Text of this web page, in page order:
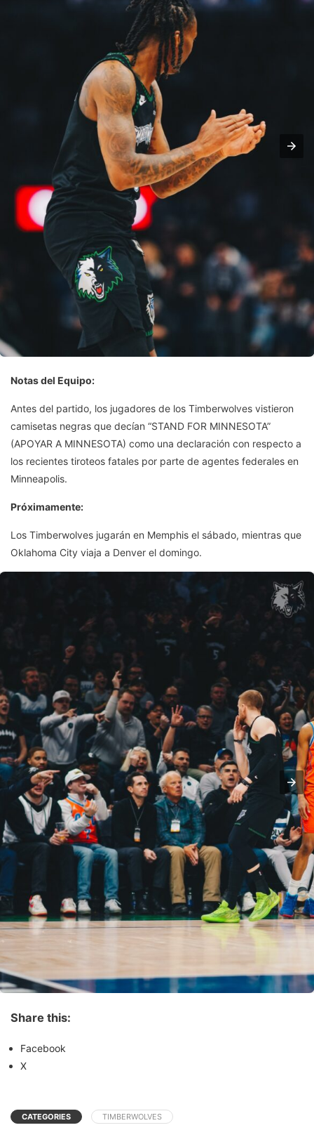
Notas del Equipo:
Antes del partido, los jugadores de los Timberwolves vistieron
camisetas negras que decían “STAND FOR MINNESOTA”
(APOYAR A MINNESOTA) como una declaración con respecto a
los recientes tiroteos fatales por parte de agentes federales en
Minneapolis.
Próximamente:
Los Timberwolves jugarán en Memphis el sábado, mientras que
Oklahoma City viaja a Denver el domingo.
Share this:
Facebook
X
CATEGORIES TIMBERWOLVES